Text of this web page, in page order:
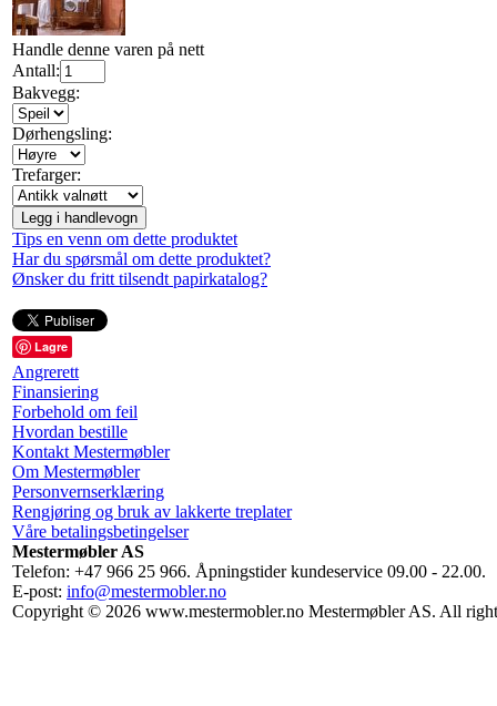
Handle denne varen på nett
Antall:
Bakvegg:
Dørhengsling:
Trefarger:
Legg i handlevogn
Tips en venn om dette produktet
Har du spørsmål om dette produktet?
Ønsker du fritt tilsendt papirkatalog?
Lagre
Angrerett
Finansiering
Forbehold om feil
Hvordan bestille
Kontakt Mestermøbler
Om Mestermøbler
Personvernserklæring
Rengjøring og bruk av lakkerte treplater
Våre betalingsbetingelser
Mestermøbler AS
Telefon: +47 966 25 966. Åpningstider kundeservice 09.00 - 22.00.
E-post: info@mestermobler.no
Copyright © 2026 www.mestermobler.no Mestermøbler AS. All